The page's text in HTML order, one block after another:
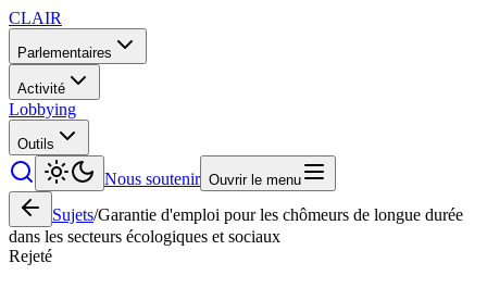
CLAIR
Parlementaires
Activité
Lobbying
Outils
Nous soutenir Ouvrir le menu
Sujets/Garantie d'emploi pour les chômeurs de longue durée
dans les secteurs écologiques et sociaux
Rejeté